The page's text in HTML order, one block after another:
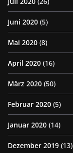
Juni 2020 (5)
Mai 2020 (8)
April 2020 (16)
März 2020 (50)
Februar 2020 (5)
Januar 2020 (14)
Dezember 2019 (13)